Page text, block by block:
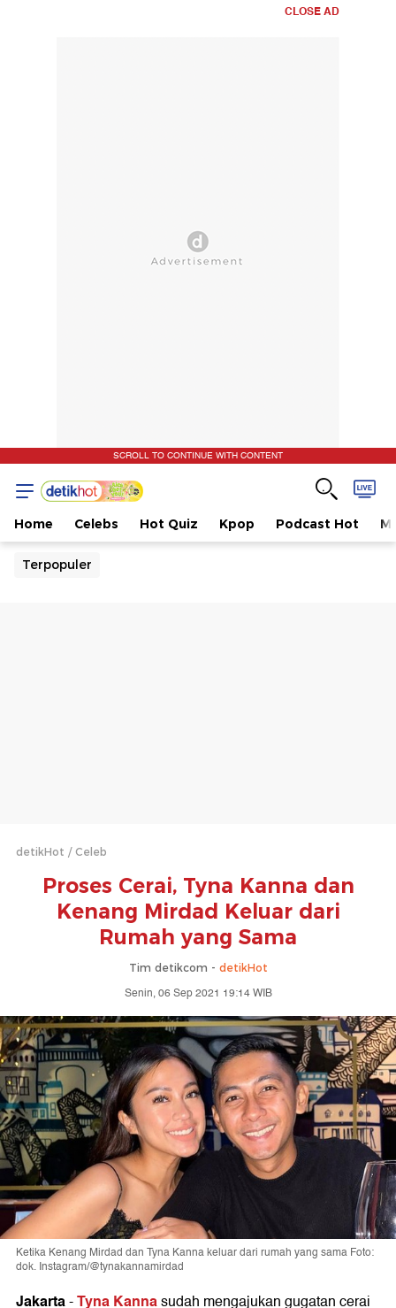
CLOSE AD
SCROLL TO CONTINUE WITH CONTENT
Home Celebs Hot Quiz Kpop Podcast Hot
Terpopuler
detikHot Celeb
Proses Cerai, Tyna Kanna dan
Kenang Mirdad Keluar dari
Rumah yang Sama
Tim detikcom - detikHot
Senin, 06 Sep 2021 19:14 WIB
Ketika Kenang Mirdad dan Tyna Kanna keluar dari rumah yang sama Foto:
dok. Instagram/@tynakannamirdad
Jakarta-Tyna Kannasudah mengajukan gugatan cerai